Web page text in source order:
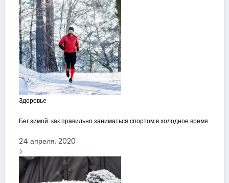
Здоровье
Бег зимой: как правильно заниматься спортом в холодное время
24 апреля, 2020